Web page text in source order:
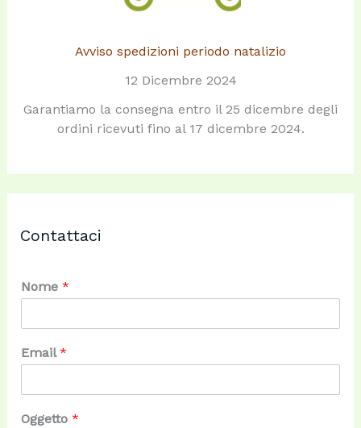
Avviso spedizioni periodo natalizio
12 Dicembre 2024
Garantiamo la consegna entro il 25 dicembre degli
ordini ricevuti fino al 17 dicembre 2024.
Contattaci
Nome *
Email*
Oggetto *